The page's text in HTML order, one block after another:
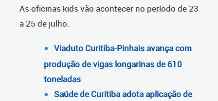
As oficinas kids vão acontecer no período de 23
a 25 de julho.
Viaduto Curitiba-Pinhais avança com
produção de vigas longarinas de 610
toneladas
Saúde de Curitiba adota aplicação de